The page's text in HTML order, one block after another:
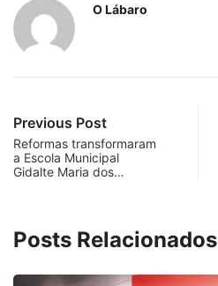
O Lábaro
Previous Post
Reformas transformaram
a Escola Municipal
Gidalte Maria dos…
Posts Relacionados